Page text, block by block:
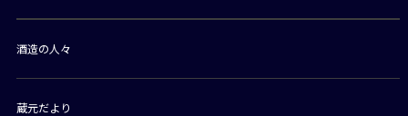
酒造の人々
蔵元だより